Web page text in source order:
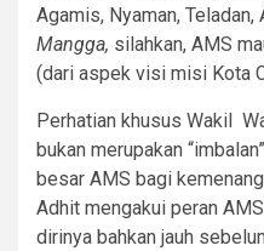
Agamis, Nyaman, Teladan,
Mangga, silahkan, AMS
(dari aspek visi misi Kota
Perhatian khusus Wakil
bukan merupakan
besar AMS bagi
Adhit mengakui peran
dirinya bahkan jauh